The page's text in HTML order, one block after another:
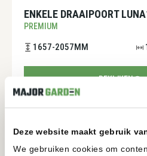
Deze website maakt gebruik
We gebruiken cookies om
ENKELE DRAAIPOORT
PREMIUM
1657-2057MM
BEKIJKEN